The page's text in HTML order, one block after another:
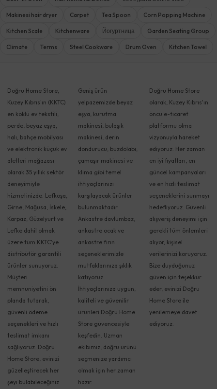
Makinesi hair dryer Carpet Tea Spoon Corn Popping Machine
Kitchen Scale Kitchenware Йогуртница Garden Seating Group
Climate Terms Steel Cookware Drum Oven Kitchen Towel
Doğru Home Store,
Kuzey Kıbrıs'ın (KKTC)
en köklü ev tekstili,
perde, beyaz eşya,
halı, bahçe mobilyası
ve elektronik küçük ev
aletleri mağazası
olarak 35 yıllık sektör
deneyimiyle
hizmetinizde. Lefkoşa,
Girne, Mağusa, İskele,
Karpaz, Güzelyurt ve
Lefke dahil olmak
üzere tüm KKTC'ye
distribütör garantili
ürünler sunuyoruz.
Müşteri
memnuniyetini ön
planda tutarak,
güvenli ödeme
seçenekleri ve hızlı
teslimat imkanı
sağlıyoruz. Doğru
Home Store, evinizi
güzelleştirecek her
şeyi bulabileceğiniz
Geniş ürün
yelpazemizde beyaz
eşya, kurutma
makinesi, bulaşık
makinesi, derin
dondurucu, buzdolabı,
çamaşır makinesi ve
klima gibi temel
ihtiyaçlarınızı
karşılayacak ürünler
bulunmaktadır.
Ankastre davlumbaz,
ankastre ocak ve
ankastre fırın
seçeneklerimizle
mutfaklarınıza şıklık
katıyoruz.
İhtiyaçlarınıza uygun,
kaliteli ve güvenilir
ürünleri Doğru Home
Store güvencesiyle
keşfedin. Uzman
ekibimiz, doğru ürünü
seçmenize yardımcı
olmak için her zaman
hazır.
Doğru Home Store
olarak, Kuzey Kıbrıs'ın
öncü e-ticaret
platformu olma
vizyonuyla hareket
ediyoruz. Her zaman
en iyi fiyatları, en
güncel kampanyaları
ve en hızlı teslimat
seçeneklerini sunmayı
hedefliyoruz. Güvenli
alışveriş deneyimi için
gerekli tüm önlemleri
alıyor, kişisel
verilerinizi koruyoruz.
Bize duyduğunuz
güven için teşekkür
eder, evinizi Doğru
Home Store ile
yenilemeye davet
ediyoruz.